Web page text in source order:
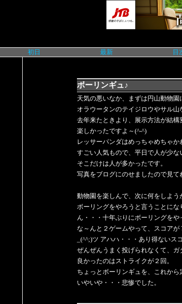
初日 最新 目
ボーリンギュ♪
天気の悪いなか、まずは円山動物園
オラウータンのテイジロウやサル山
去年来たときより、展示方法が結構
楽しかったですよ～(^-^)
レッサーパンダはめっちゃめちゃか
すごい人気もので、平日で人が少な
そこだけは人が多かったです。
写真をブログにのせましたので見て
動物園を楽しんで、次に何をしよう
ボーリングをやろうと言うことにな
ん・・・十年ぶりにボーリングをや
な～んと２ゲームやって、スコアが
_(^^;)ツ アハハ・・・あり得ないス
ぜんぜんうまく投げられなくて、ガ
良かったのはストライクが２回。
ちょっとボーリンギュを、これか
いやいや・・・悲惨でした。